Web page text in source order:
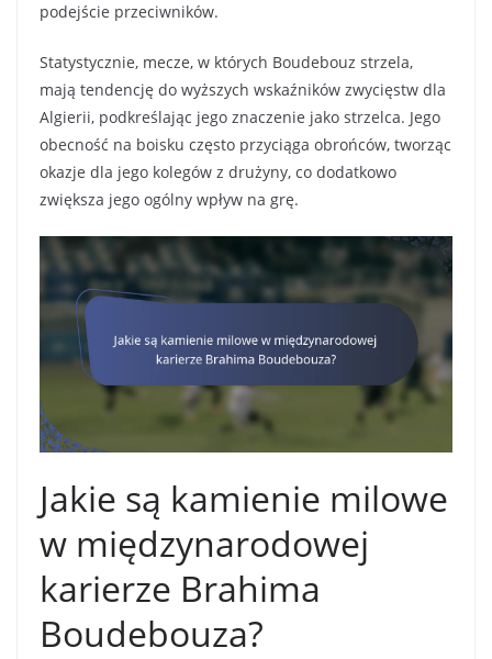
podejście przeciwników.
Statystycznie, mecze, w których Boudebouz strzela,
mają tendencję do wyższych wskaźników zwycięstw dla
Algierii, podkreślając jego znaczenie jako strzelca. Jego
obecność na boisku często przyciąga obrońców, tworząc
okazje dla jego kolegów z drużyny, co dodatkowo
zwiększa jego ogólny wpływ na grę.
Jakie są kamienie milowe
w międzynarodowej
karierze Brahima
Boudebouza?